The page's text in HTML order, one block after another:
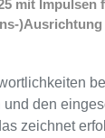
mit Impulsen
)Ausrichtung
den
zeichnet